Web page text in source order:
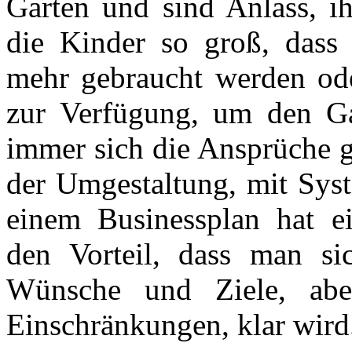
die Kinder so groß, dass
mehr gebraucht werden
zur Verfügung, um den
immer sich die Ansprüche
der Umgestaltung, mit
einem Businessplan hat
den Vorteil, dass man
Wünsche und Ziele,
Einschränkungen, klar